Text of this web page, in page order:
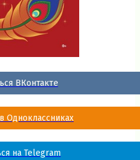
ВКонтакте
Одноклассниках
на Telegram